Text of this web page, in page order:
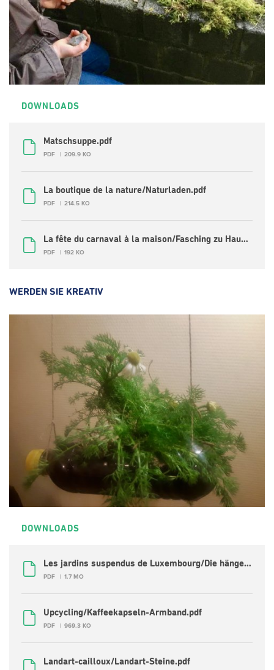
DOWNLOADS
Matschsuppe.pdf
PDF 209.9 KO
La boutique de la nature/Naturladen.pdf
PDF 214.5 KO
La fête du carnaval à la maison/Fasching zu Hause.pdf
PDF 192 KO
WERDEN SIE KREATIV
DOWNLOADS
Les jardins suspendus de Luxembourg/Die hängenden Gärten von Luxemburg.pdf
PDF 1.7 MO
Upcycling/Kaffeekapseln-Armband.pdf
PDF 969.3 KO
Landart-cailloux/Landart-Steine.pdf